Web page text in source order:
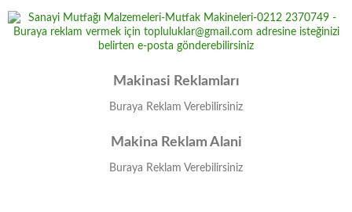
Makinasi Reklamları
Buraya Reklam Verebilirsiniz
Makina Reklam Alani
Buraya Reklam Verebilirsiniz